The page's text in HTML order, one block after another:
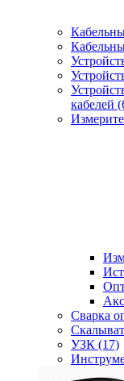
кабелей
Сварка
УЗК (17)